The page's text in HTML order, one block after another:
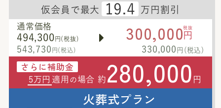
仮会員で最大 19.4 万円割引
通常価格
494,300 円(税抜)
543,730 円(税込)
300,000税抜
円
330,000 円(税込)
さらに補助金
5万円 適用 の 場合 約 280,000 円
火葬式プラン